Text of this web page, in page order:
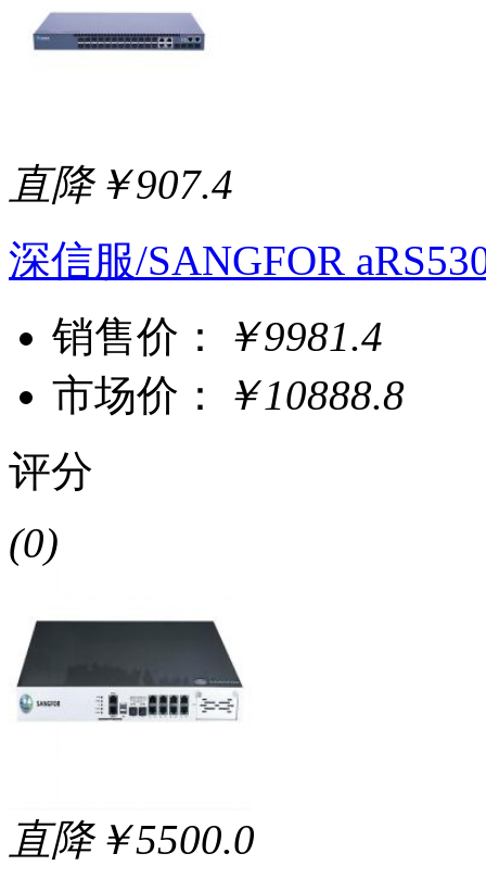
直降￥907.4
深信服/SANGFOR
销售价：
￥9981.4
市场价：
￥10888.8
评分
(0)
直降￥5500.0